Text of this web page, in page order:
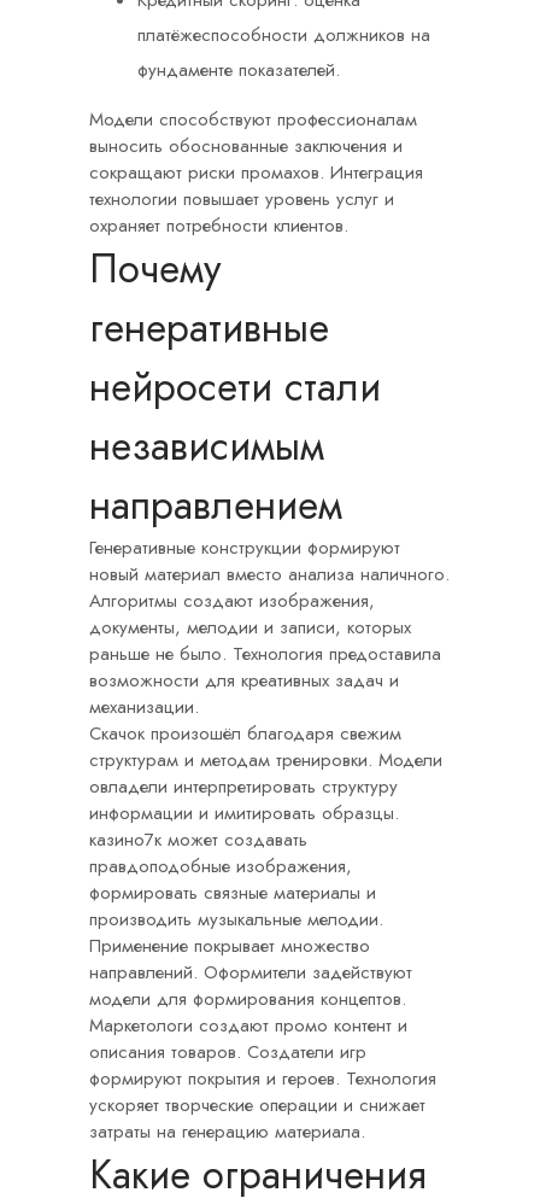
платёжеспособности должников на
фундаменте показателей.
Модели способствуют профессионалам
выносить обоснованные заключения и
сокращают риски промахов. Интеграция
технологии повышает уровень услуг и
охраняет потребности клиентов.
Почему
генеративные
нейросети стали
независимым
направлением
Генеративные конструкции формируют
новый материал вместо анализа наличного.
Алгоритмы создают изображения,
документы, мелодии и записи, которых
раньше не было. Технология предоставила
возможности для креативных задач и
механизации.
Скачок произошёл благодаря свежим
структурам и методам тренировки. Модели
овладели интерпретировать структуру
информации и имитировать образцы.
казино7к может создавать
правдоподобные изображения,
формировать связные материалы и
производить музыкальные мелодии.
Применение покрывает множество
направлений. Оформители задействуют
модели для формирования концептов.
Маркетологи создают промо контент и
описания товаров. Создатели игр
формируют покрытия и героев. Технология
ускоряет творческие операции и снижает
затраты на генерацию материала.
Какие ограничения